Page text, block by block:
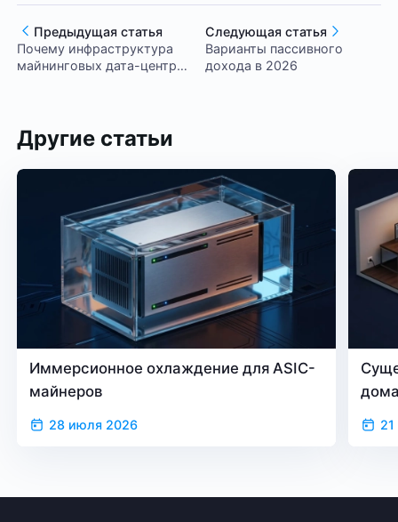
Предыдущая статья
Почему инфраструктура
майнинговых дата-центров
Следующая статья
Варианты пассивного
дохода в 2026
Другие статьи
Иммерсионное охлаждение для ASIC-
майнеров
28 июля 2026